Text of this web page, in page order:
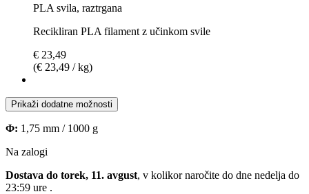
PLA svila, raztrgana
Recikliran PLA filament z učinkom svile
€ 23,49
(€ 23,49 / kg)
Prikaži dodatne možnosti
Φ: 1,75 mm / 1000 g
Na zalogi
Dostava do torek, 11. avgust, v kolikor naročite do dne nedelja do
23:59 ure .